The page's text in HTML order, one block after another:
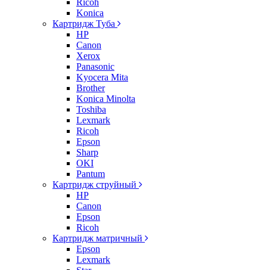
Ricoh
Konica
Картридж Туба
HP
Canon
Xerox
Panasonic
Kyocera Mita
Brother
Konica Minolta
Toshiba
Lexmark
Ricoh
Epson
Sharp
OKI
Pantum
Картридж струйный
HP
Canon
Epson
Ricoh
Картридж матричный
Epson
Lexmark